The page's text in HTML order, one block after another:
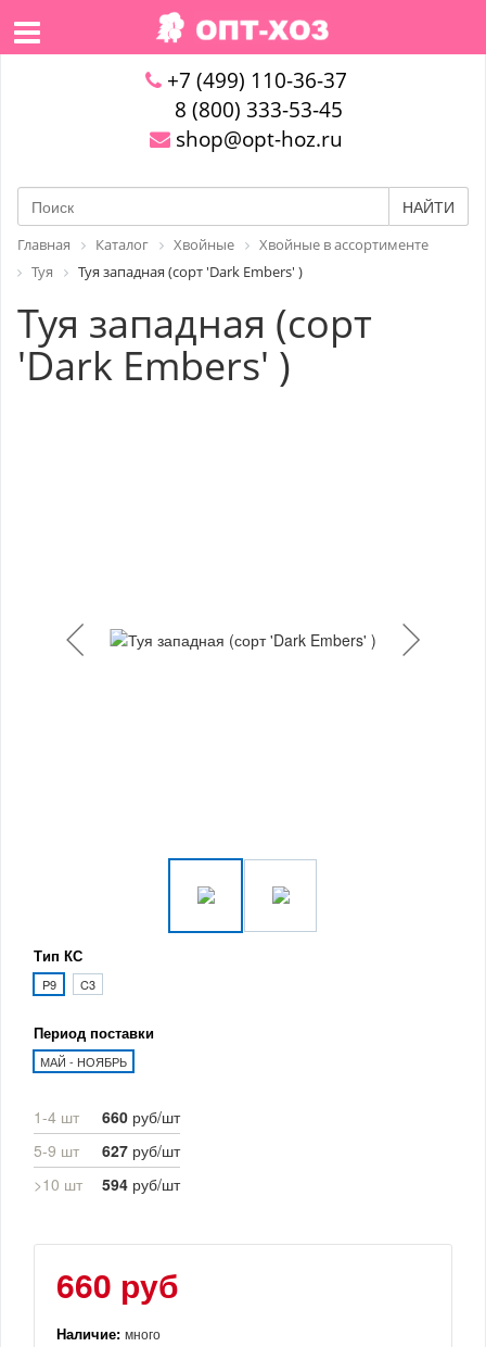
+7 (499) 110-36-37
8 (800) 333-53-45
shop@opt-hoz.ru
НАЙТИ
Главная Каталог Хвойные
Хвойные в ассортименте
Туя
Туя западная (сорт 'Dark Embers' )
Туя западная (сорт
'Dark Embers' )
Тип КС
P9 C3
Период поставки
МАЙ - НОЯБРЬ
1-4 шт 660 руб/шт
5-9 шт
627 руб/шт
>10 шт
594 руб/шт
660 руб
Наличие: много